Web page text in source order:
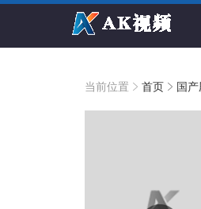
当前位置 首页 国产